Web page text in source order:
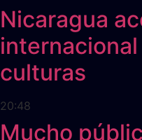
Nicaragua
culturas
20:48
Mucho